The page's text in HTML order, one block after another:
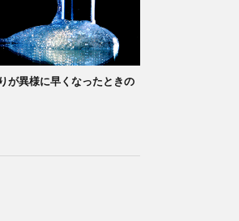
が異様に早くなったときの